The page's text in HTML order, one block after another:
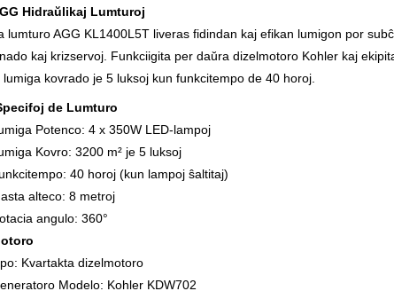
D-Serio 165-935 KVA
Hidraŭlikaj Lumturoj
lumturo AGG KL1400L5T liveras fidindan kaj efikan lumigon por
kaj krizservoj. Funkciigita per daŭra dizelmotoro Kohler kaj
lumiga kovrado je 5 luksoj kun funkcitempo de 40 horoj.
de Lumturo
Potenco: 4 x 350W LED-lampoj
Kovro: 3200 m² je 5 luksoj
40 horoj (kun lampoj ŝaltitaj)
alteco: 8 metroj
angulo: 360°
Kvartakta dizelmotoro
Modelo: Kohler KDW702